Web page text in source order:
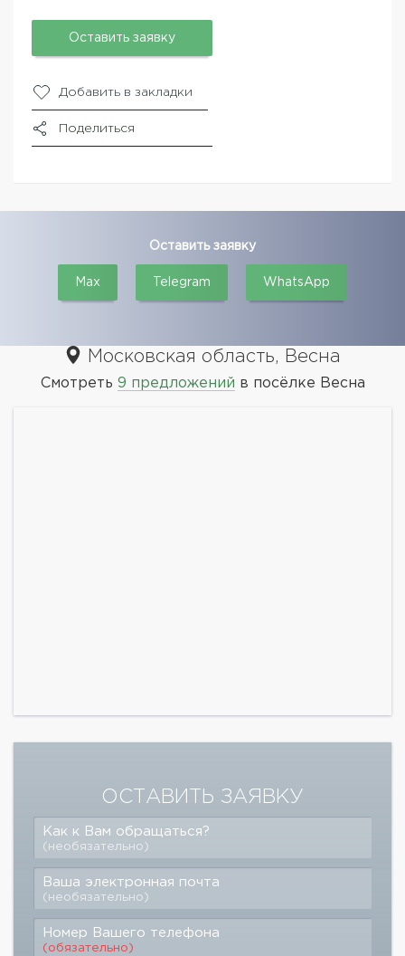
Оставить заявку
Добавить в закладки
Поделиться
Оставить заявку
Max Telegram WhatsApp
Московская область, Весна
Смотреть 9 предложений в посёлке Весна
ОСТАВИТЬ ЗАЯВКУ
Как к Вам обращаться?
(необязательно)
Ваша электронная почта
(необязательно)
Номер Вашего телефона
(обязательно)